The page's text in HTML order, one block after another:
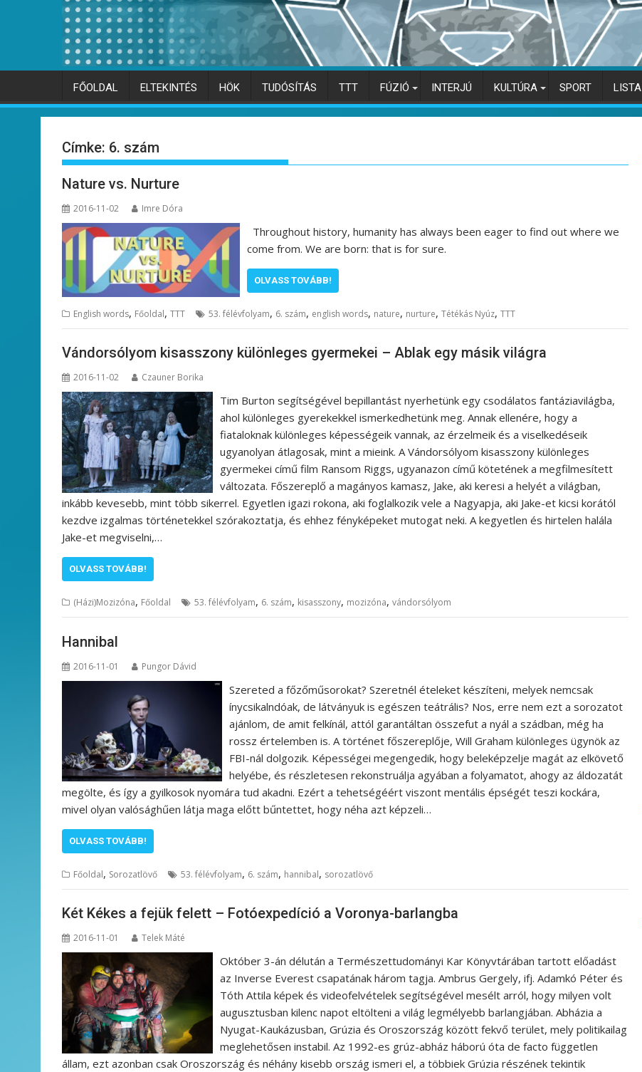
FŐOLDAL ELTEKINTÉS HÖK TUDÓSÍTÁS TTT FÚZIÓ INTERJÚ KULTÚRA SPORT LISTA
Címke: 6. szám
Nature vs. Nurture
2016-11-02 Imre Dóra
Throughout history, humanity has always been eager to find out where we
come from. We are born: that is for sure.
OLVASS TOVÁBB!
English words, Főoldal, TTT 53. félévfolyam, 6. szám, english words, nature, nurture, Tétékás Nyúz, TTT
Vándorsólyom kisasszony különleges gyermekei – Ablak egy másik világra
2016-11-02 Czauner Borika
Tim Burton segítségével bepillantást nyerhetünk egy csodálatos fantáziavilágba,
ahol különleges gyerekekkel ismerkedhetünk meg. Annak ellenére, hogy a
fiataloknak különleges képességeik vannak, az érzelmeik és a viselkedéseik
ugyanolyan átlagosak, mint a mieink. A Vándorsólyom kisasszony különleges
gyermekei című film Ransom Riggs, ugyanazon című kötetének a megfilmesített
változata. Főszereplő a magányos kamasz, Jake, aki keresi a helyét a világban,
inkább kevesebb, mint több sikerrel. Egyetlen igazi rokona, aki foglalkozik vele a Nagyapja, aki Jake-et kicsi korától
kezdve izgalmas történetekkel szórakoztatja, és ehhez fényképeket mutogat neki. A kegyetlen és hirtelen halála
Jake-et megviselni,…
OLVASS TOVÁBB!
(Házi)Mozizóna, Főoldal 53. félévfolyam, 6. szám, kisasszony, mozizóna, vándorsólyom
Hannibal
2016-11-01 Pungor Dávid
Szereted a főzőműsorokat? Szeretnél ételeket készíteni, melyek nemcsak
ínycsikalndóak, de látványuk is egészen teátrális? Nos, erre nem ezt a sorozatot
ajánlom, de amit felkínál, attól garantáltan összefut a nyál a szádban, még ha
rossz értelemben is. A történet főszereplője, Will Graham különleges ügynök az
FBI-nál dolgozik. Képességei megengedik, hogy beleképzelje magát az elkövető
helyébe, és részletesen rekonstruálja agyában a folyamatot, ahogy az áldozatát
megölte, és így a gyilkosok nyomára tud akadni. Ezért a tehetségéért viszont mentális épségét teszi kockára,
mivel olyan valósághűen látja maga előtt bűntettet, hogy néha azt képzeli…
OLVASS TOVÁBB!
Főoldal, Sorozatlövő 53. félévfolyam, 6. szám, hannibal, sorozatlövő
Két Kékes a fejük felett – Fotóexpedíció a Voronya-barlangba
2016-11-01 Telek Máté
Október 3-án délután a Természettudományi Kar Könyvtárában tartott előadást
az Inverse Everest csapatának három tagja. Ambrus Gergely, ifj. Adamkó Péter és
Tóth Attila képek és videofelvételek segítségével mesélt arról, hogy milyen volt
augusztusban kilenc napot eltölteni a világ legmélyebb barlangjában. Abházia a
Nyugat-Kaukázusban, Grúzia és Oroszország között fekvő terület, mely politikailag
meglehetősen instabil. Az 1992-es grúz-abház háború óta de facto független
állam, ezt azonban csak Oroszország és néhány kisebb ország ismeri el, a többiek Grúzia részének tekintik